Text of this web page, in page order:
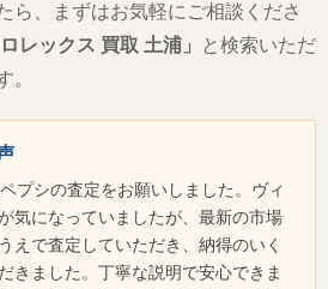
ら、まずはお気軽にご相談くださ
ロレックス 買取 土浦」
と検索いただ
。
プシの査定をお願いしました。ヴィ
気になっていましたが、最新の市場
えで査定していただき、納得のいく
きました。丁寧な説明で安心できま